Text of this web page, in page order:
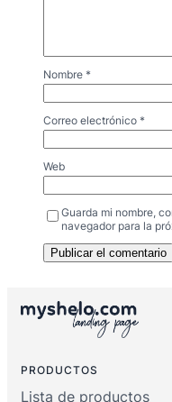
Nombre *
Correo electrónico *
Web
Guarda mi nombre,
navegador para la
PRODUCTOS
Lista de productos